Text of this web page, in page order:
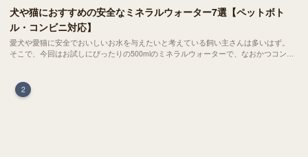
犬や猫におすすめの安全なミネラルウォーター7選【ペットボト
ル・コンビニ対応】
愛犬や愛猫に安全でおいしいお水を与えたいと考えている飼い主さんは多いはず。
そこで、今回はお試しにぴったりの500mlのミネラルウォーターで、なおかつコンビ
2